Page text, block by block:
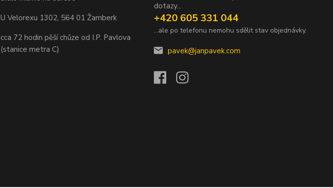
U Velorexu 1302, 564 01 Žamberk
cca 72 hodin pěší chůze od I.P. Pavlova
(stanice metra C)
dotazy...
+420 605 331 044
...ale po telefonu nemohu sdělit stav objednávky.
pavek@janpavek.com